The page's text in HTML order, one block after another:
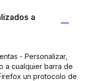
a
- Personalizar,
a cualquier barra de
un protocolo de